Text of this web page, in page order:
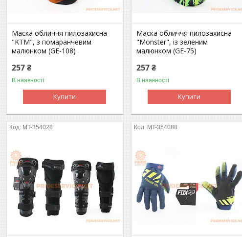
Маска обличчя пилозахисна
"KTM", з помаранчевим
малюнком (GE-108)
257 ₴
В наявності
Купити
Маска обличчя пилозахисна
"Monster", із зеленим
малюнком (GE-75)
257 ₴
В наявності
Купити
MT-354028 MT-354088